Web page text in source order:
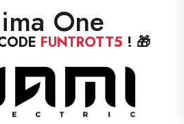
One
FUNTROTT5 ! 🎁